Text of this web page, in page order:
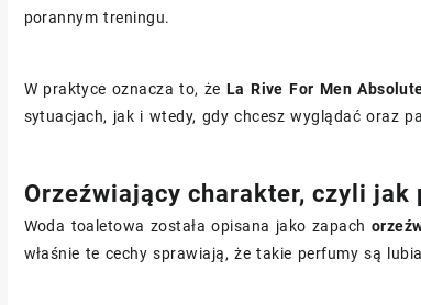
porannym treningu.
W praktyce oznacza to, że La Rive For Men
sytuacjach, jak i wtedy, gdy chcesz wyglądać oraz
Orzeźwiający charakter, czyli jak
Woda toaletowa została opisana jako zapach
właśnie te cechy sprawiają, że takie perfumy są